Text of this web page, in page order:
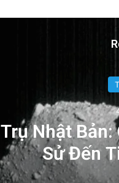
Gần
Tinh